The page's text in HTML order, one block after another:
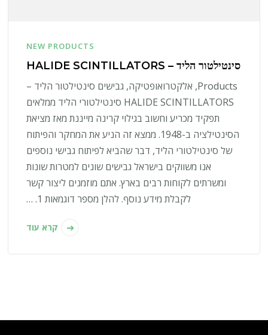
NEW PRODUCTS
סינטילטור הליד – HALIDE SCINTILLATORS
Products, אלקטרואופטיקה, גבישים סינטילטור הליד –
HALIDE SCINTILLATORS סינטילטורי הליד ממלאים
תפקיד מכריע וחשוב בגילוי קרינה מייננת מאז מציאת
הסינטילציה ב-1948. ממצא זה הניע את המחקר והפיתוח
של סינטילטורי הליד, דבר שהביא לפיתוח גבישי נוספים
אנו משווקים בישראל גבישים שונים למטרות שונות
ומשרתים לקוחות רבים בארץ. אתם מוזמנים ליצור קשר
לקבלת מידע נוסף. להלן מספר דוגמאות 1. …
קרא עוד